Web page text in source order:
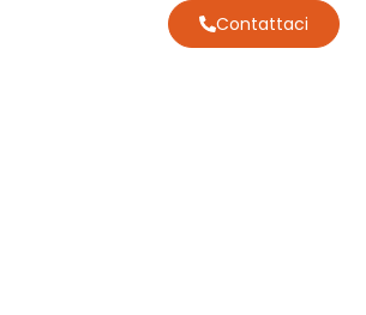
Contattaci